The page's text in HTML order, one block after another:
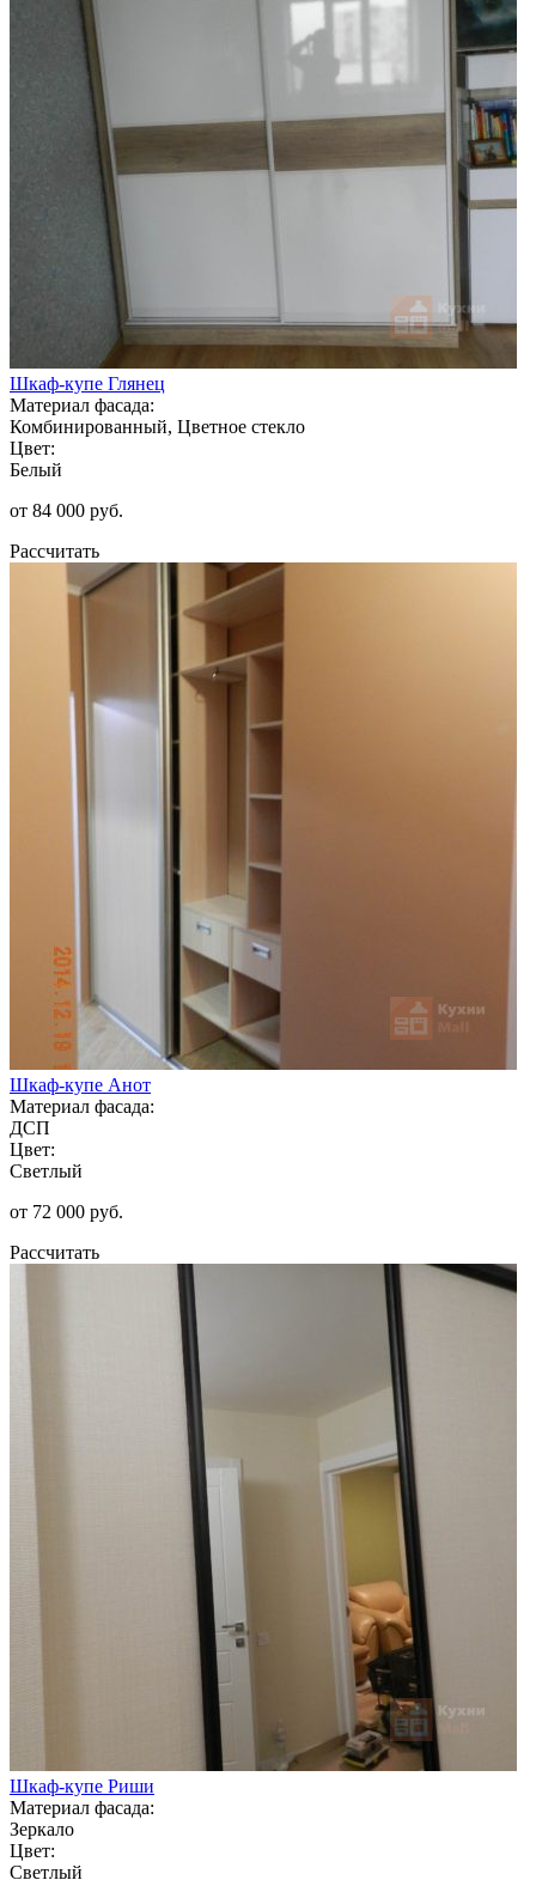
Шкаф-купе Глянец
Материал фасада:
Комбинированный, Цветное стекло
Цвет:
Белый
от 84 000 руб.
Рассчитать
Шкаф-купе Анот
Материал фасада:
ДСП
Цвет:
Светлый
от 72 000 руб.
Рассчитать
Шкаф-купе Риши
Материал фасада:
Зеркало
Цвет:
Светлый